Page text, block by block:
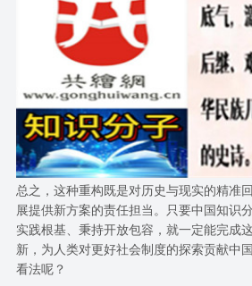
总之，这种重构既是对历史与现实的精准
展提供新方案的责任担当。只要中国知识
实践根基、秉持开放包容，就一定能完成
新，为人类对更好社会制度的探索贡献中
看法呢？